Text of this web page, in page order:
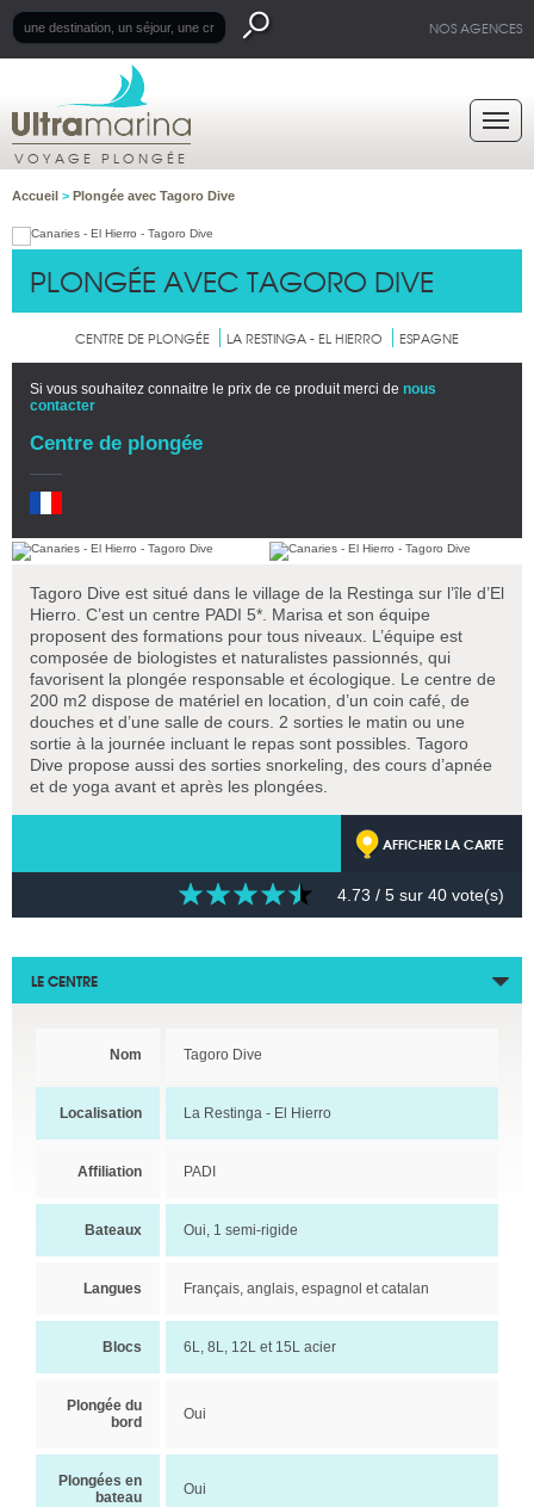
NOS AGENCES
VOYAGE PLONGÉE
Accueil > Plongée avec Tagoro Dive
PLONGÉE AVEC TAGORO DIVE
CENTRE DE PLONGÉE LA RESTINGA - EL HIERRO ESPAGNE
Si vous souhaitez connaitre le prix de ce produit merci de nous
contacter
Centre de plongée
Tagoro Dive est situé dans le village de la Restinga sur l’île d’El
Hierro. C’est un centre PADI 5*. Marisa et son équipe
proposent des formations pour tous niveaux. L’équipe est
composée de biologistes et naturalistes passionnés, qui
favorisent la plongée responsable et écologique. Le centre de
200 m2 dispose de matériel en location, d’un coin café, de
douches et d’une salle de cours. 2 sorties le matin ou une
sortie à la journée incluant le repas sont possibles. Tagoro
Dive propose aussi des sorties snorkeling, des cours d’apnée
et de yoga avant et après les plongées.
AFFICHER LA CARTE
4.73 / 5 sur 40 vote(s)
LE CENTRE
Nom Tagoro Dive
Localisation La Restinga - El Hierro
Affiliation PADI
Bateaux Oui, 1 semi-rigide
Langues Français, anglais, espagnol et catalan
Blocs 6L, 8L, 12L et 15L acier
Plongée du
bord
Oui
Plongées en
bateau
Oui